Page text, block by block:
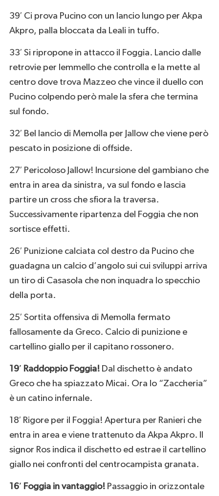
39′ Ci prova Pucino con un lancio lungo per Akpa
Akpro, palla bloccata da Leali in tuffo.
33′ Si ripropone in attacco il Foggia. Lancio dalle
retrovie per Iemmello che controlla e la mette al
centro dove trova Mazzeo che vince il duello con
Pucino colpendo però male la sfera che termina
sul fondo.
32′ Bel lancio di Memolla per Jallow che viene però
pescato in posizione di offside.
27′ Pericoloso Jallow! Incursione del gambiano che
entra in area da sinistra, va sul fondo e lascia
partire un cross che sfiora la traversa.
Successivamente ripartenza del Foggia che non
sortisce effetti.
26′ Punizione calciata col destro da Pucino che
guadagna un calcio d’angolo sui cui sviluppi arriva
un tiro di Casasola che non inquadra lo specchio
della porta.
25′ Sortita offensiva di Memolla fermato
fallosamente da Greco. Calcio di punizione e
cartellino giallo per il capitano rossonero.
19′ Raddoppio Foggia! Dal dischetto è andato
Greco che ha spiazzato Micai. Ora lo “Zaccheria”
è un catino infernale.
18′ Rigore per il Foggia! Apertura per Ranieri che
entra in area e viene trattenuto da Akpa Akpro. Il
signor Ros indica il dischetto ed estrae il cartellino
giallo nei confronti del centrocampista granata.
16′ Foggia in vantaggio! Passaggio in orizzontale